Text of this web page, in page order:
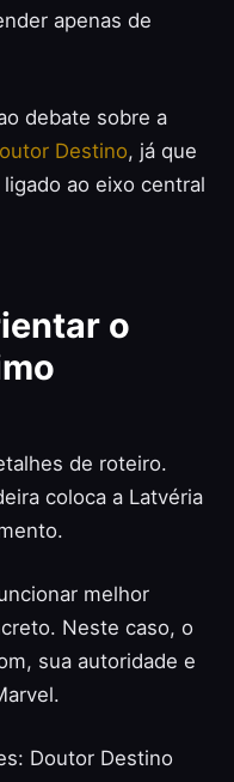
apenas de
debate sobre a
Destino, já que
ao eixo central
o
de roteiro.
coloca a Latvéria
melhor
Neste caso, o
sua autoridade e
Doutor Destino